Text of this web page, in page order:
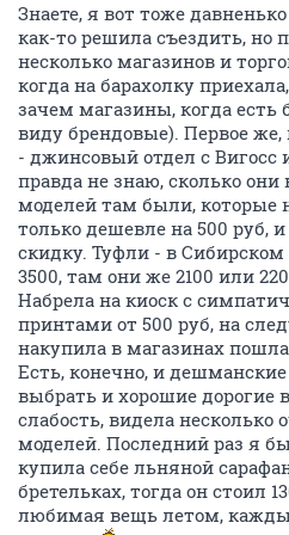
Знаете, я вот тоже
как-то решила съездить, но
несколько магазинов и
когда на барахолку
зачем магазины, когда есть
виду брендовые). Первое
- джинсовый отдел с Вигосс
правда не знаю, сколько они
моделей там были, которые
только дешевле на 500 руб,
скидку. Туфли - в
3500, там они же 2100 или
Набрела на киоск с
принтами от 500 руб, на
накупила в магазинах
Есть, конечно, и
выбрать и хорошие
слабость, видела несколько
моделей. Последний раз я
купила себе льняной
бретельках, тогда он стоил
любимая вещь летом,